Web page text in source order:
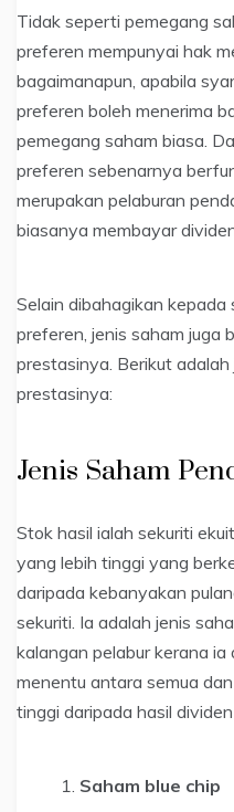
Tidak seperti pemegang
preferen mempunyai hak
bagaimanapun, apabila
preferen boleh menerima
pemegang saham biasa.
preferen sebenarnya
merupakan pelaburan
biasanya membayar
Selain dibahagikan
preferen, jenis saham juga
prestasinya. Berikut
prestasinya:
Jenis Saham
Stok hasil ialah sekuriti
yang lebih tinggi yang
daripada kebanyakan
sekuriti. Ia adalah jenis
kalangan pelabur kerana
menentu antara semua
tinggi daripada hasil dividen
Saham blue chip